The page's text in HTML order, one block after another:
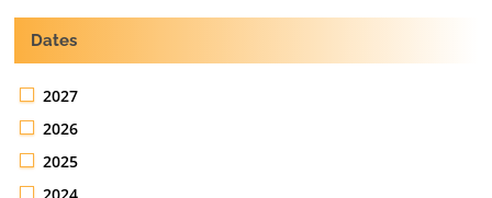
Dates
2027
2026
2025
2024